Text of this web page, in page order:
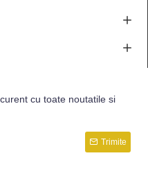
cu toate noutatile si
Trimite